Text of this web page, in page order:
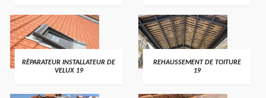
RÉPARATEUR INSTALLATEUR DE
VELUX 19
REHAUSSEMENT DE TOITURE
19